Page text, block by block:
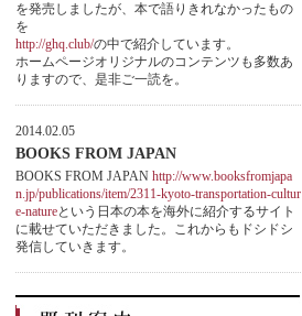
を発売しましたが、本で語りきれなかったもの
を
http://ghq.club/の中で紹介しています。
ホームページオリジナルのコンテンツも多数あ
りますので、是非ご一読を。
2014.02.05
BOOKS FROM JAPAN
BOOKS FROM JAPAN http://www.booksfromjapa
n.jp/publications/item/2311-kyoto-transportation-cultur
e-natureという日本の本を海外に紹介するサイト
に載せていただきました。これからもドシドシ
発信していきます。